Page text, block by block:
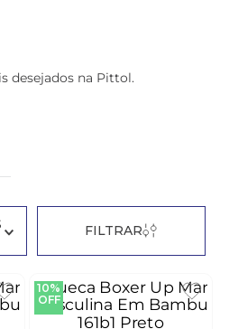
desejados na Pittol.
FILTRAR
10%
OFF